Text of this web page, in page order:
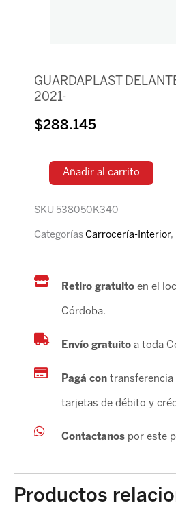
GUARDAPLAST
2021-
$288.145
Añadir al carrito
SKU 538050K340
Categorías Carrocería-Interior,
Retiro gratuito en el
Córdoba.
Envío gratuitoa toda
Pagá contransferencia
tarjetas de débito y
Contactanospor este
Productos